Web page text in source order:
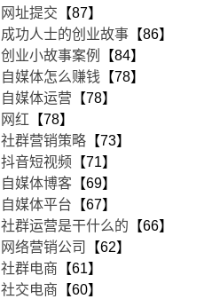
网址提交 【87】
成功人士的创业故事 【86】
创业小故事案例
【84】
自媒体怎么赚钱 【78】
自媒体运营 【78】
网红 【78】
社群营销策略 【73】
抖音短视频 【71】
自媒体博客 【69】
自媒体平台 【67】
社群运营是干什么的 【66】
网络营销公司
【62】
社群电商 【61】
社交电商 【60】